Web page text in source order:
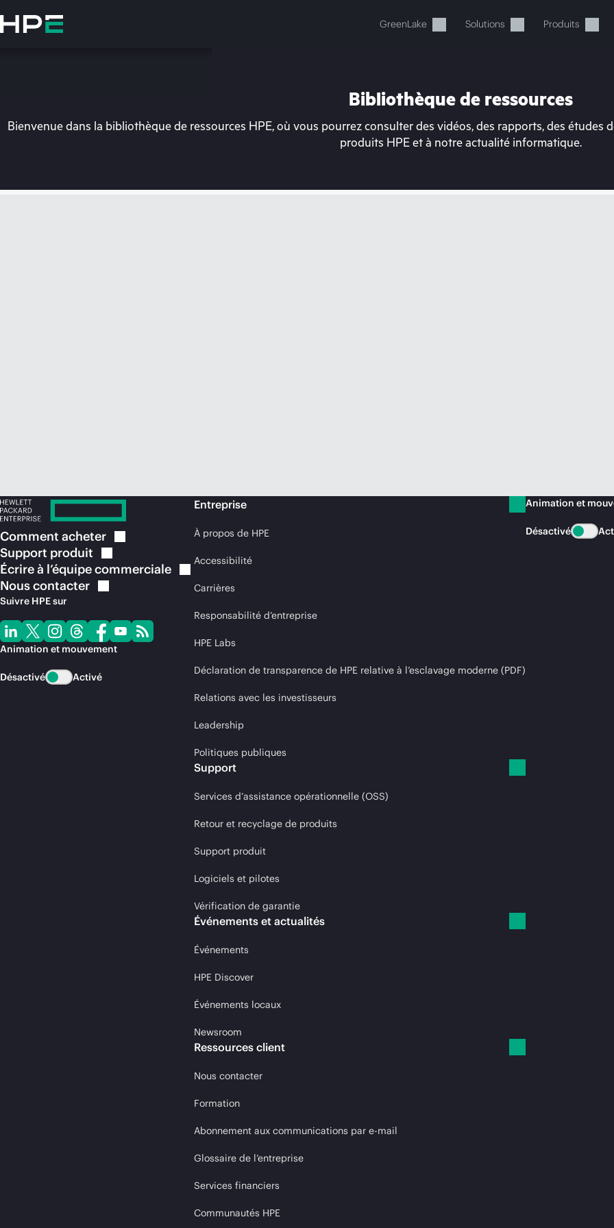
au
contenu
GreenLake Solutions Produits
Votre panier est actuellement
Bibliothèque de ressources
Bienvenue dans la bibliothèque de ressources HPE, où vous pourrez consulter des vidéos, des rapports, des études
produits HPE et à notre actualité informatique.
Comment acheter
Support produit
Écrire à l’équipecommerciale
Nouscontacter
Suivre HPE sur
Animation et mouvement
Désactivé Activé
Entreprise
À propos de HPE
Accessibilité
Carrières
Responsabilité d’entreprise
HPE Labs
Déclaration de transparence de HPE relative à l’esclavage moderne (PDF)
Relations avec les investisseurs
Leadership
Politiques publiques
Support
Services d’assistance opérationnelle (OSS)
Retour et recyclage de produits
Support produit
Logiciels et pilotes
Vérification de garantie
Événements et actualités
Événements
HPE Discover
Événements locaux
Newsroom
Ressources client
Nous contacter
Formation
Abonnement aux communications par e-mail
Glossaire de l’entreprise
Services financiers
Communautés HPE
Animation et
Désactivé